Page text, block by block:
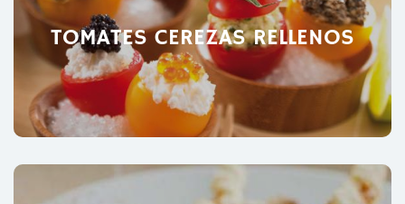
TOMATES CEREZAS RELLENOS